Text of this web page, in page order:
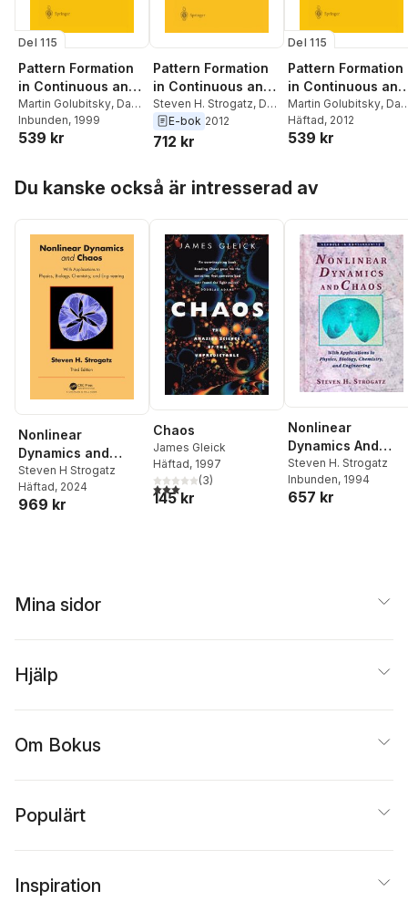
Del 115
Pattern Formation
in Continuous and
Coupled Systems
Martin Golubitsky, Dan
Luss,Steven H.
Strogatz
Inbunden, 1999
539 kr
Pattern Formation
in Continuous and
Coupled Systems
Steven H. Strogatz, Dan
Luss,Martin Golubitsky
E-bok 2012
712 kr
Del 115
Pattern Formation
in Continuous and
Coupled Systems
Martin Golubitsky, Dan
Luss,Steven H.
Strogatz
Häftad, 2012
539 kr
Du kanske också är intresserad av
Nonlinear
Dynamics and
Chaos
Steven H Strogatz
Häftad, 2024
969 kr
Chaos
James Gleick
Häftad, 1997
3,0utav 5 stjärnor. Totalt antal röster:
(3)
145 kr
Nonlinear
Dynamics And
Chaos
Steven H. Strogatz
Inbunden, 1994
657 kr
Mina sidor
Hjälp
Om Bokus
Populärt
Inspiration